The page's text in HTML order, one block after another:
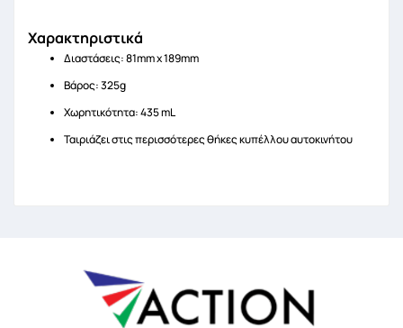
Χαρακτηριστικά
Διαστάσεις: 81mm x 189mm
Βάρος: 325g
Χωρητικότητα: 435 mL
Ταιριάζει στις περισσότερες θήκες κυπέλλου αυτοκινήτου